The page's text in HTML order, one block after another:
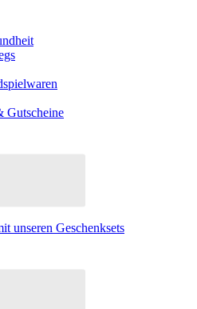
Gutscheine
unseren Geschenksets